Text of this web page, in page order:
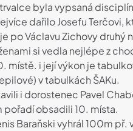
byla vypsaná
dařilo Josefu Terčovi,
po Václavu Zichovy druhý
si vedla nejlépe z
místě. i její výkon je
v tabulkách ŠAKu.
i dorostenec Pavel
pořadí obsadili 10. místa.
Baraňski vyhrál 100m